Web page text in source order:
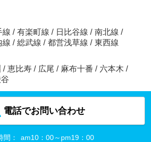
線 / 有楽町線 / 日比谷線 / 南北線 /
線 / 総武線 / 都営浅草線 / 東西線
/ 恵比寿 / 広尾 / 麻布十番 / 六本木 /
電話でお問い合わせ
間：
am10：00～pm19：00